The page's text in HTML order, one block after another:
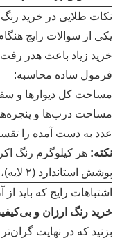
نکات طلایی در خرید
یکی از سوالات رایج
خرید زیاد باعث هدر
فرمول ساده محاسبه:
مساحت کل دیوارها و
مساحت درب‌ها و
عدد به دست آمده را
نکته:
پوشش استاندارد (۲ لایه)، عدد نهایی را در ۲ ضرب کنید.
اشتباهات رایج که باید از
خرید رنگ ارزان و
بزنید که در نهایت